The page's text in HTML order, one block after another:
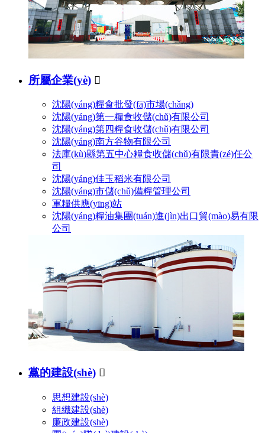
所屬企業(yè) 
沈陽(yáng)糧食批發(fā)市場(chǎng)
沈陽(yáng)第一糧食收儲(chǔ)有限公司
沈陽(yáng)第四糧食收儲(chǔ)有限公司
沈陽(yáng)南方谷物有限公司
法庫(kù)縣第五中心糧食收儲(chǔ)有限責(zé)任公
司
沈陽(yáng)佳玉稻米有限公司
沈陽(yáng)市儲(chǔ)備糧管理公司
軍糧供應(yīng)站
沈陽(yáng)糧油集團(tuán)進(jìn)出口貿(mào)易有限
公司
黨的建設(shè) 
思想建設(shè)
組織建設(shè)
廉政建設(shè)